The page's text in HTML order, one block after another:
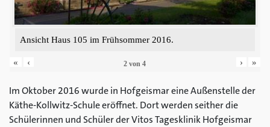
Ansicht Haus 105 im Frühsommer 2016.
« ‹ 2 von4 › »
Im Oktober 2016 wurde in Hofgeismar eine Außenstelle der
Käthe-Kollwitz-Schule eröffnet. Dort werden seither die
Schülerinnen und Schüler der Vitos Tagesklinik Hofgeismar